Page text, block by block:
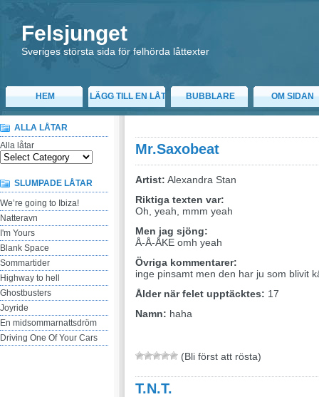
Felsjunget
Sveriges största sida för felhörda låttexter
HEM LÄGG TILL EN LÅT BUBBLARE OM SIDAN
ALLA LÅTAR
Alla låtar
SLUMPADE LÅTAR
We’re going to Ibiza!
Natteravn
I'm Yours
Blank Space
Sommartider
Highway to hell
Ghostbusters
Joyride
En midsommarnattsdröm
Driving One Of Your Cars
Mr.Saxobeat
Artist: Alexandra Stan
Riktiga texten var:
Oh, yeah, mmm yeah
Men jag sjöng:
Å-Å-ÅKE omh yeah
Övriga kommentarer:
inge pinsamt men den har ju som blivit
Ålder när felet upptäcktes: 17
Namn: haha
(Bli först att rösta)
T.N.T.